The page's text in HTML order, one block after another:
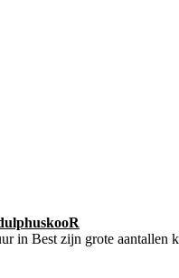
in Best zijn grote aantallen